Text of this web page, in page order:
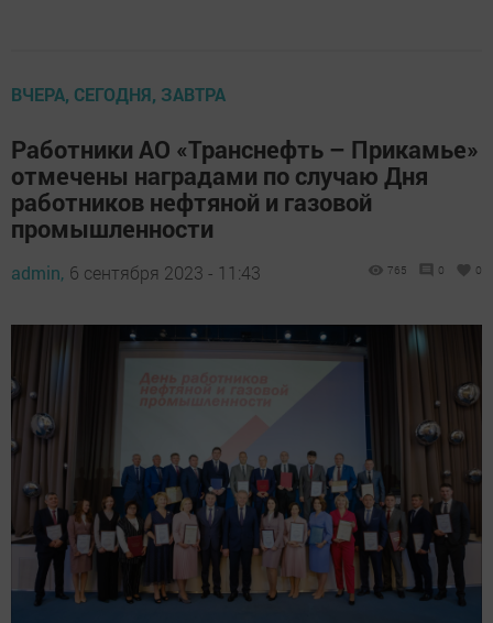
ВЧЕРА, СЕГОДНЯ, ЗАВТРА
Работники АО «Транснефть – Прикамье»
отмечены наградами по случаю Дня
работников нефтяной и газовой
промышленности
admin, 6 сентября 2023 - 11:43 765 0 0